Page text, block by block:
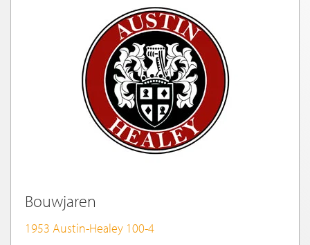
Bouwjaren
1953 Austin-Healey 100-4